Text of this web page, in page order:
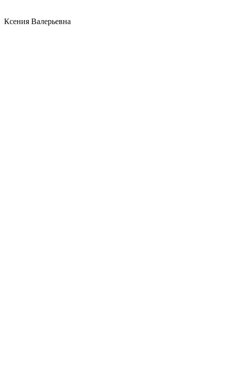
Ксения Валерьевна